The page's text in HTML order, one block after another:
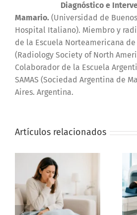
Diagnóstico e
Mamario. (Universidad de
Hospital Italiano). Miembro y
de la Escuela Norteamericana de
(Radiology Society of North
Colaborador de la Escuela
SAMAS (Sociedad Argentina de
Aires. Argentina.
Artículos relacionados